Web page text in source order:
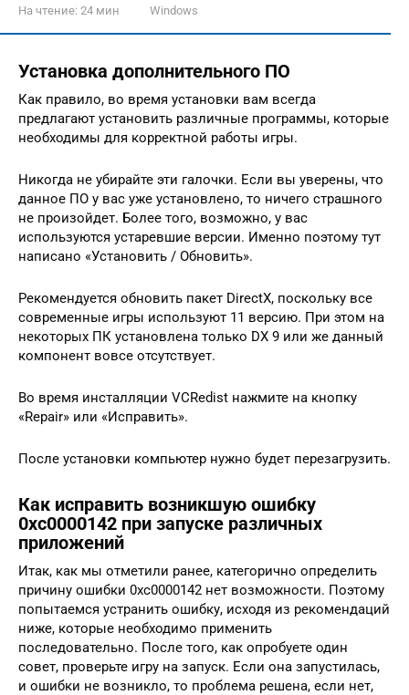
На чтение: 24 мин Windows
Установка дополнительного ПО
Как правило, во время установки вам всегда
предлагают установить различные программы, которые
необходимы для корректной работы игры.
Никогда не убирайте эти галочки. Если вы уверены, что
данное ПО у вас уже установлено, то ничего страшного
не произойдет. Более того, возможно, у вас
используются устаревшие версии. Именно поэтому тут
написано «Установить / Обновить».
Рекомендуется обновить пакет DirectX, поскольку все
современные игры используют 11 версию. При этом на
некоторых ПК установлена только DX 9 или же данный
компонент вовсе отсутствует.
Во время инсталляции VCRedist нажмите на кнопку
«Repair» или «Исправить».
После установки компьютер нужно будет перезагрузить.
Как исправить возникшую ошибку
0xc0000142 при запуске различных
приложений
Итак, как мы отметили ранее, категорично определить
причину ошибки 0xc0000142 нет возможности. Поэтому
попытаемся устранить ошибку, исходя из рекомендаций
ниже, которые необходимо применить
последовательно. После того, как опробуете один
совет, проверьте игру на запуск. Если она запустилась,
и ошибки не возникло, то проблема решена, если нет,